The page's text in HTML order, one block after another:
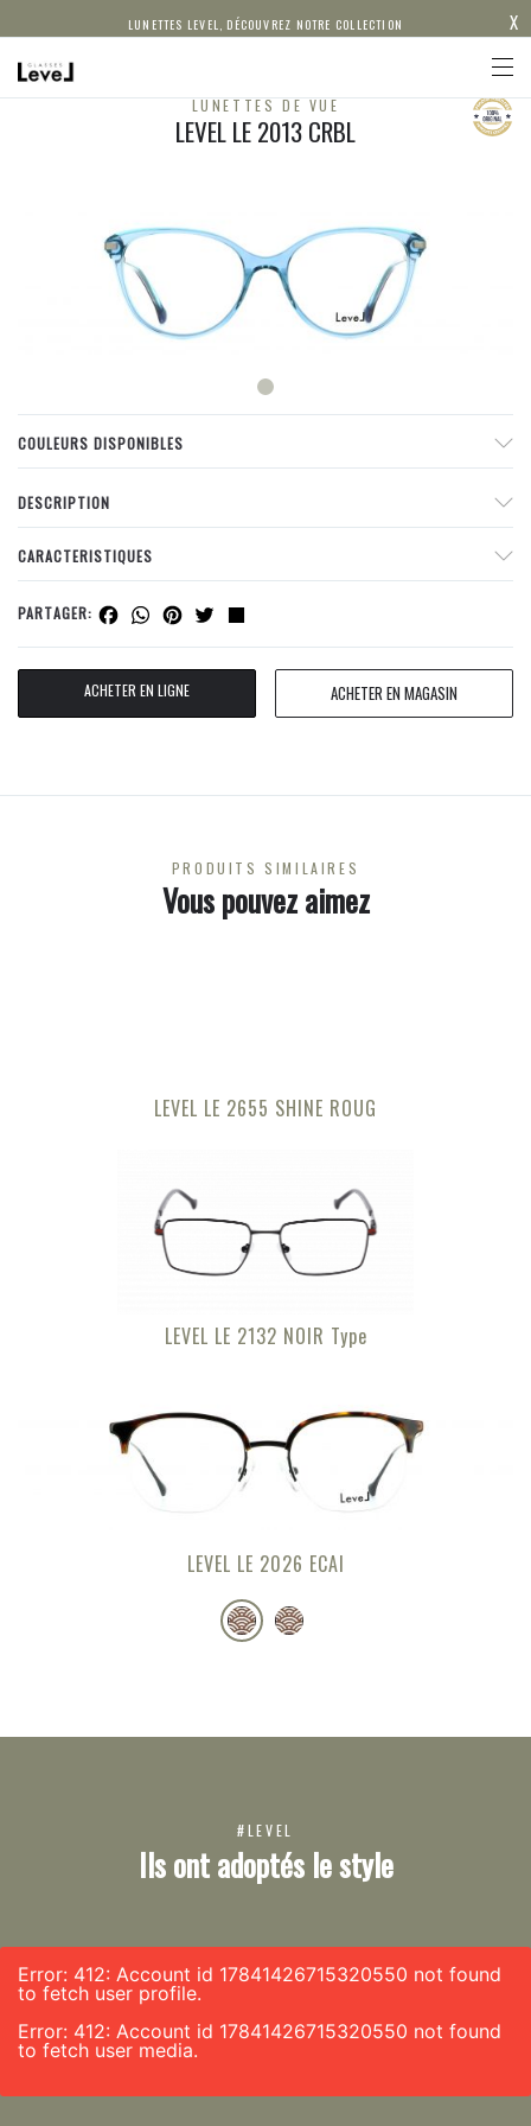
LUNETTES LEVEL, DÉCOUVREZ NOTRE COLLECTION X
LUNETTES DE VUE
LEVEL LE 2013 CRBL
COULEURS DISPONIBLES
DESCRIPTION
CARACTERISTIQUES
PARTAGER: Facebook
WhatsApp
Pinterest
Twitter
ACHETER EN LIGNE ACHETER EN MAGASIN
PRODUITS SIMILAIRES
Vous pouvez aimez
LEVEL LE 2655 SHINE ROUG
LEVEL LE 2132 NOIR Type
LEVEL LE 2026 ECAI
#LEVEL
Ils ont adoptés le style
Error: 412: Account id 17841426715320550 not found
to fetch user profile.
Error: 412: Account id 17841426715320550 not found
to fetch user media.